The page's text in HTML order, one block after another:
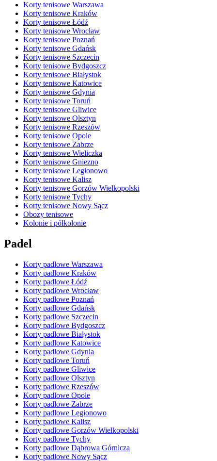
Korty tenisowe Warszawa
Korty tenisowe Kraków
Korty tenisowe Łódź
Korty tenisowe Wrocław
Korty tenisowe Poznań
Korty tenisowe Gdańsk
Korty tenisowe Szczecin
Korty tenisowe Bydgoszcz
Korty tenisowe Białystok
Korty tenisowe Katowice
Korty tenisowe Gdynia
Korty tenisowe Toruń
Korty tenisowe Gliwice
Korty tenisowe Olsztyn
Korty tenisowe Rzeszów
Korty tenisowe Opole
Korty tenisowe Zabrze
Korty tenisowe Wieliczka
Korty tenisowe Gniezno
Korty tenisowe Legionowo
Korty tenisowe Kalisz
Korty tenisowe Gorzów Wielkopolski
Korty tenisowe Tychy
Korty tenisowe Nowy Sącz
Obozy tenisowe
Kolonie i półkolonie
Padel
Korty padlowe Warszawa
Korty padlowe Kraków
Korty padlowe Łódź
Korty padlowe Wrocław
Korty padlowe Poznań
Korty padlowe Gdańsk
Korty padlowe Szczecin
Korty padlowe Bydgoszcz
Korty padlowe Białystok
Korty padlowe Katowice
Korty padlowe Gdynia
Korty padlowe Toruń
Korty padlowe Gliwice
Korty padlowe Olsztyn
Korty padlowe Rzeszów
Korty padlowe Opole
Korty padlowe Zabrze
Korty padlowe Legionowo
Korty padlowe Kalisz
Korty padlowe Gorzów Wielkopolski
Korty padlowe Tychy
Korty padlowe Dąbrowa Górnicza
Korty padlowe Nowy Sącz